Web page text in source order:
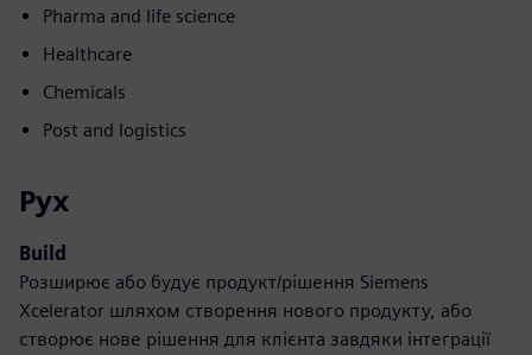
Pharma and life science
Healthcare
Chemicals
Post and logistics
Рух
Build
Розширює або будує продукт/рішення Siemens
Xcelerator шляхом створення нового продукту, або
створює нове рішення для клієнта завдяки інтеграції